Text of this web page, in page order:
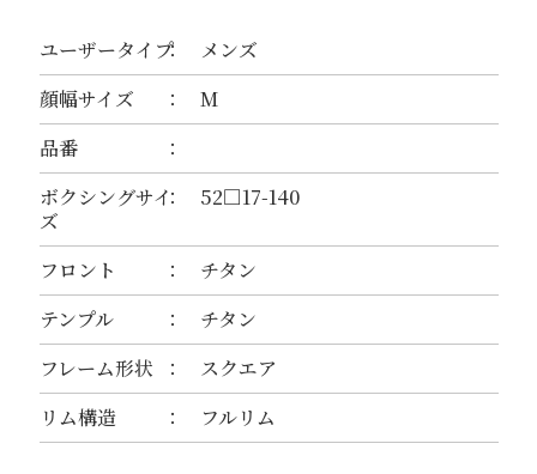
ユーザータイプ
メンズ
顔幅サイズ
M
品番
ボクシングサイ
ズ
52□17-140
フロント
チタン
テンプル
チタン
フレーム形状
スクエア
リム構造
フルリム